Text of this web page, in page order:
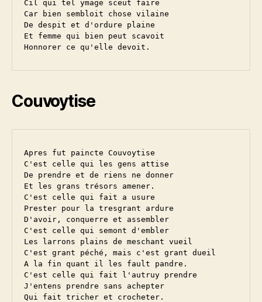
Cil qui tel ymage sceut faire
Car bien sembloit chose vilaine
De despit et d'ordure plaine
Et femme qui bien peut scavoit
Couvoytise
Apres fut paincte Couvoytise
C'est celle qui les gens attise
De prendre et de riens ne donner
Et les grans trésors amener.
C'est celle qui fait a usure
Prester pour la tresgrant ardure
D'avoir, conquerre et assembler
C'est celle qui semont d'embler
Les larrons plains de meschant vueil
C'est grant péché, mais c'est grant dueil
A la fin quant il les fault pandre.
C'est celle qui fait l'autruy prendre
J'entens prendre sans achepter
Qui fait tricher et crocheter.